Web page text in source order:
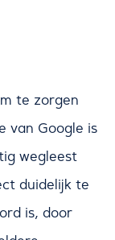
te zorgen
van Google is
wegleest
duidelijk te
is, door